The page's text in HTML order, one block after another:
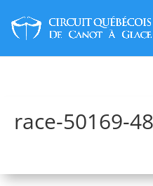
race-50169-